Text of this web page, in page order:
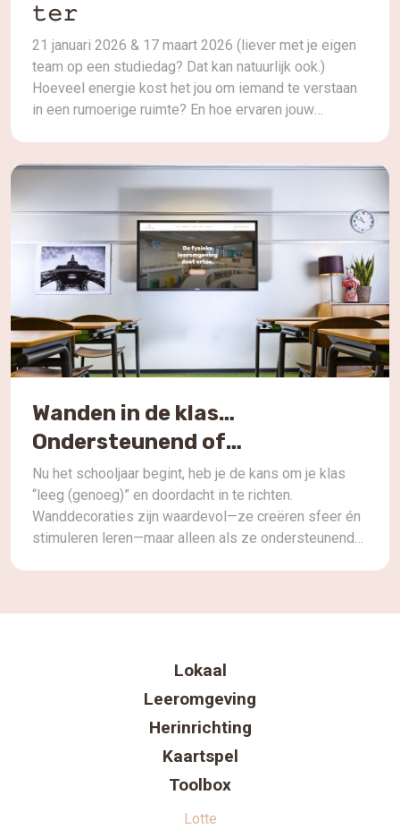
𝚝𝚎𝚛
21 januari 2026 & 17 maart 2026 (liever met je eigen
team op een studiedag? Dat kan natuurlijk ook.)
Hoeveel energie kost het jou om iemand te verstaan
in een rumoerige ruimte? En hoe ervaren jouw
welbevinden, stemgebuik én leerprestaties. In deze
Wanden in de klas…
Ondersteunend of
overweldigend?
Nu het schooljaar begint, heb je de kans om je klas
“leeg (genoeg)” en doordacht in te richten.
Wanddecoraties zijn waardevol—ze creëren sfeer én
stimuleren leren—maar alleen als ze ondersteunend
Lokaal
Leeromgeving
Herinrichting
Kaartspel
Toolbox
Lotte